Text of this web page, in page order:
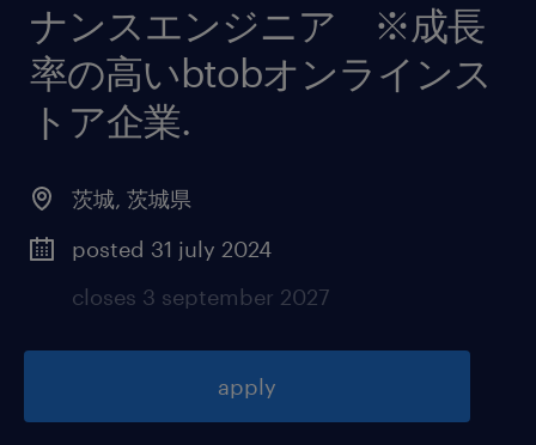
ナンスエンジニア ※成長
率の高いbtobオンラインス
トア企業.
茨城, 茨城県
posted 31 july 2024
closes 3 september 2027
apply